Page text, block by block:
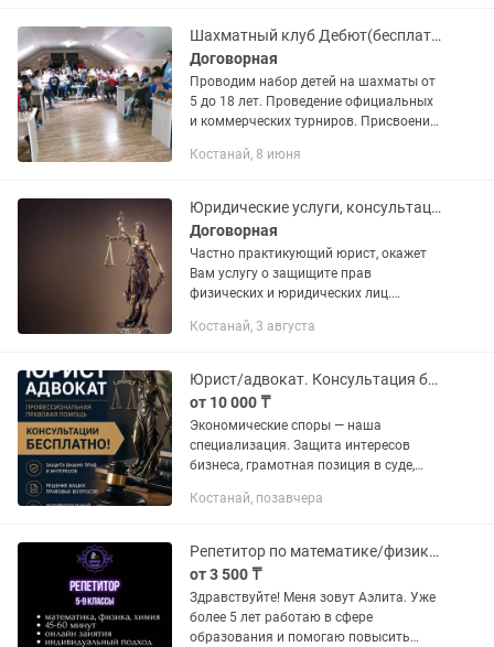
Шахматный клуб Дебют(бесплатные группы)
Договорная
Проводим набор детей на шахматы от
5 до 18 лет. Проведение официальных
и коммерческих турниров. Присвоение
области и РК, детский кубок РК.
Костанай, 8 июня
Юридические услуги, консультация бесплатно
Договорная
Частно практикующий юрист, окажет
Вам услугу о защищите прав
физических и юридических лиц.
инстанций по гражданским и
бракоразводными...
Костанай, 3 августа
Юрист/адвокат. Консультация бесплатно
от 10 000 ₸
Экономические споры — наша
специализация. Защита интересов
бизнеса, грамотная позиция в суде,
стратегии. Чётко, юридически
практический...
Костанай, позавчера
Репетитор по математике/физике/химии 5-9 кл Онлайн Пробный урок бесплатно
от 3 500 ₸
Здравствуйте! Меня зовут Аэлита. Уже
более 5 лет работаю в сфере
образования и помогаю повысить